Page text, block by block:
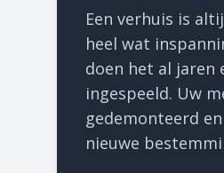
Een verhuis is
heel wat
doen het al jaren
ingespeeld. Uw
gedemonteerd
nieuwe